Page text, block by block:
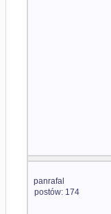
panrafal
postów: 174